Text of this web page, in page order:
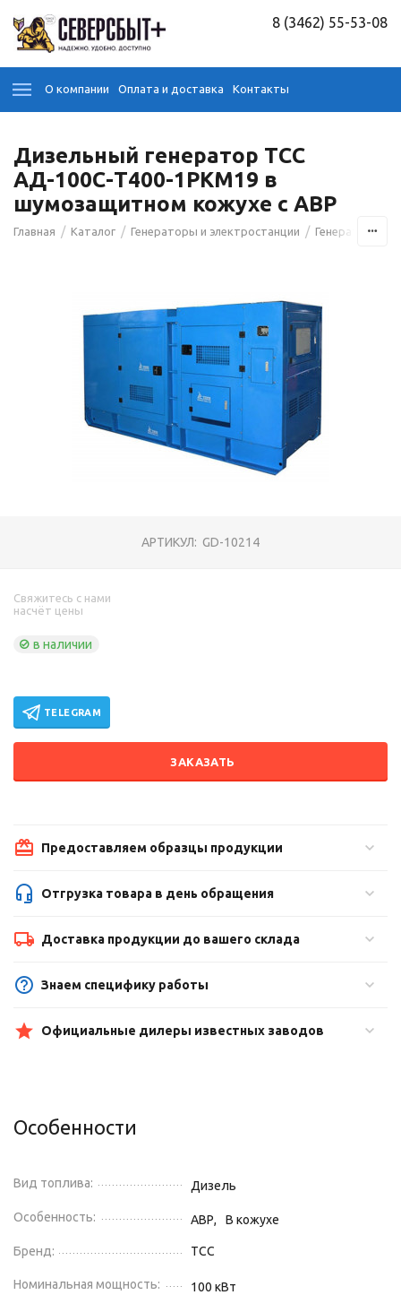
8 (3462) 55-53-08
О компании Оплата и доставка Контакты
Дизельный генератор ТСС
АД-100С-Т400-1РКМ19 в
шумозащитном кожухе с АВР
Главная / Каталог / Генераторы и электростанции / Генераторы
АРТИКУЛ: GD-10214
Свяжитесь с нами
насчёт цены
в наличии
TELEGRAM
ЗАКАЗАТЬ
Предоставляем образцы продукции
Отгрузка товара в день обращения
Доставка продукции до вашего склада
Знаем специфику работы
Официальные дилеры известных заводов
Особенности
Вид топлива: Дизель
Особенность: АВР, В кожухе
Бренд: ТСС
Номинальная мощность: 100 кВт